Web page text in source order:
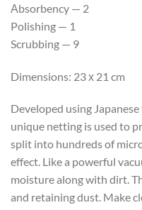
Аbsorbency — 2
Polishing — 1
Scrubbing — 9
Dimensions: 23 х 21 cm
Developed using
unique netting is used to
split into hundreds of
effect. Like a powerful
moisture along with dirt.
and retaining dust. Make